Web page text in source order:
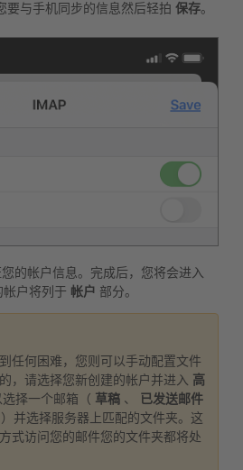
要与手机同步的信息然后轻拍 保存。
的帐户信息。完成后，您将会进入
帐户将列于 帐户 部分。
任何困难，您则可以手动配置文件
，请选择您新创建的帐户并进入 高
择一个邮箱（ 草稿 、
已发送邮件
）并选择服务器上匹配的文件夹。这
式访问您的邮件您的文件夹都将处